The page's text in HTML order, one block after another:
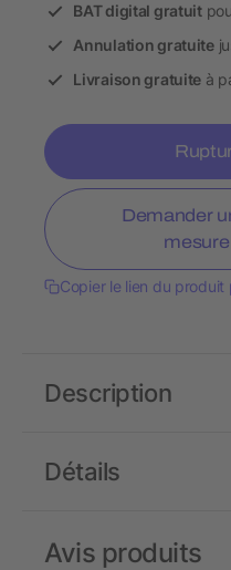
BAT digital gratuit
Annulation gratuite
Livraison gratuite à
Demander
Copier le lien du produit
Détails
Description
Avis produits